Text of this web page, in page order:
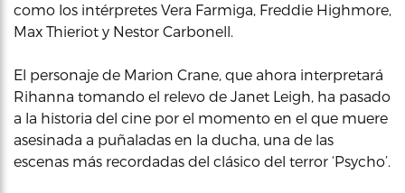
como los intérpretes Vera Farmiga, Freddie Highmore,
Max Thieriot y Nestor Carbonell.
El personaje de Marion Crane, que ahora interpretará
Rihanna tomando el relevo de Janet Leigh, ha pasado
a la historia del cine por el momento en el que muere
asesinada a puñaladas en la ducha, una de las
escenas más recordadas del clásico del terror ‘Psycho’.